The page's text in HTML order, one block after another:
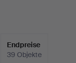
Endpreise
39 Objekte